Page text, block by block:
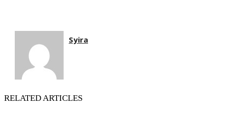
Syira
RELATED ARTICLES